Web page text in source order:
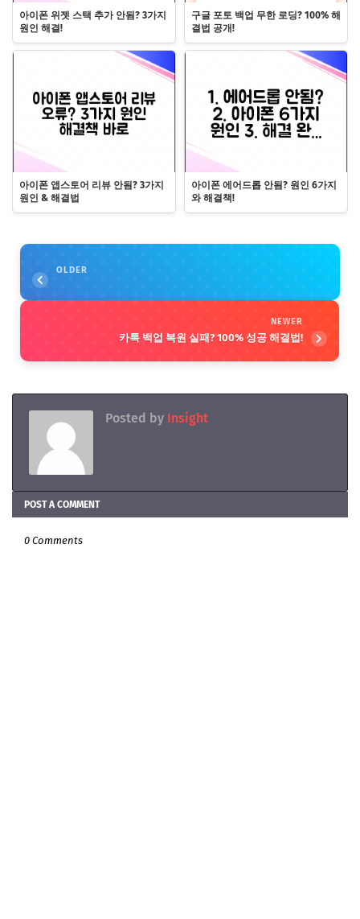
아이폰 위젯 스택 추가 안됨? 3가지
원인 해결!
구글 포토 백업 무한 로딩? 100% 해
결법 공개!
아이폰 앱스토어 리뷰 안됨? 3가지
원인 & 해결법
아이폰 에어드롭 안됨? 원인 6가지
와 해결책!
OLDER
NEWER
카톡 백업 복원 실패? 100% 성공 해결법!
Posted by Insight
POST A COMMENT
0 Comments